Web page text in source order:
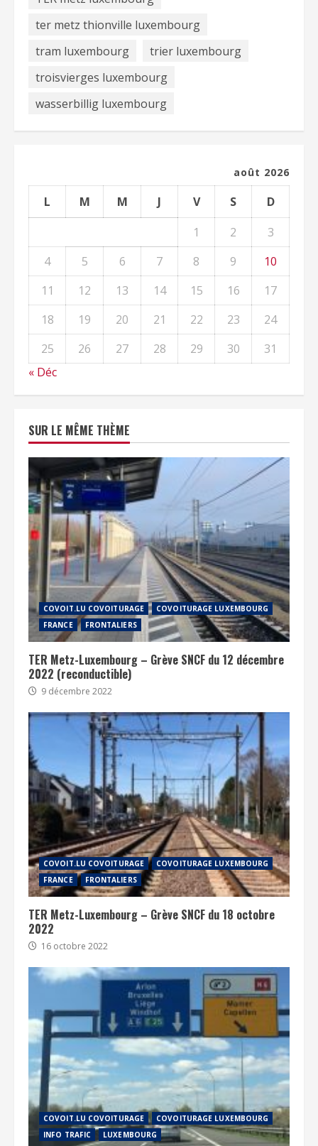
ter metz thionville luxembourg
tram luxembourg
trier luxembourg
troisvierges luxembourg
wasserbillig luxembourg
août 2026
L M M J V S
D
1
2
3
4
5 6 7 8 9
10
11
12 13 14 15 16
17
18
19 20 21 22 23
24
25
26 27 28 29 30
31
« Déc
SUR LE MÊME THÈME
COVOIT.LU COVOITURAGE
COVOITURAGE LUXEMBOURG
FRANCE
FRONTALIERS
TER Metz-Luxembourg – Grève SNCF du 12 décembre
2022 (reconductible)
9 décembre 2022
COVOIT.LU COVOITURAGE
COVOITURAGE LUXEMBOURG
FRANCE
FRONTALIERS
TER Metz-Luxembourg – Grève SNCF du 18 octobre
2022
16 octobre 2022
COVOIT.LU COVOITURAGE
COVOITURAGE LUXEMBOURG
INFO TRAFIC
LUXEMBOURG